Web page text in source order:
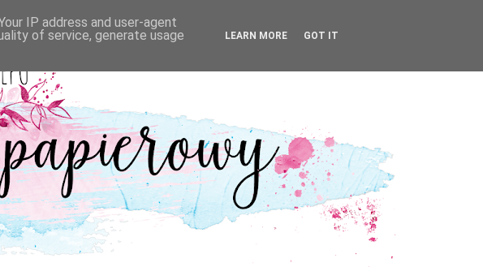
IP address and user-agent
of service, generate usage
LEARN MORE GOT IT